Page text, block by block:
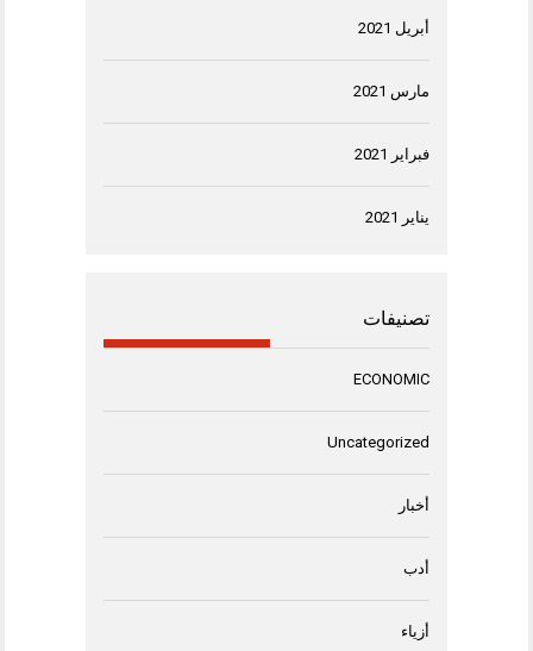
أبريل 2021
مارس 2021
فبراير 2021
يناير 2021
تصنيفات
ECONOMIC
Uncategorized
أخبار
أدب
أزياء